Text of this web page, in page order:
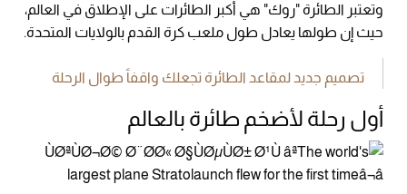
وتعتبر الطائرة "روك" هي أكبر الطائرات على الإطلاق في العالم،
حيث إن طولها يعادل طول ملعب كرة القدم بالولايات المتحدة.
تصميم جديد لمقاعد الطائرة تجعلك واقفاً طوال الرحلة
أول رحلة لأضخم طائرة بالعالم